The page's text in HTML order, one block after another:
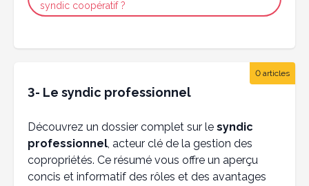
syndic coopératif ?
0 articles
3- Le syndic professionnel
Découvrez un dossier complet sur le syndic
professionnel, acteur clé de la gestion des
copropriétés. Ce résumé vous offre un aperçu
concis et informatif des rôles et des avantages